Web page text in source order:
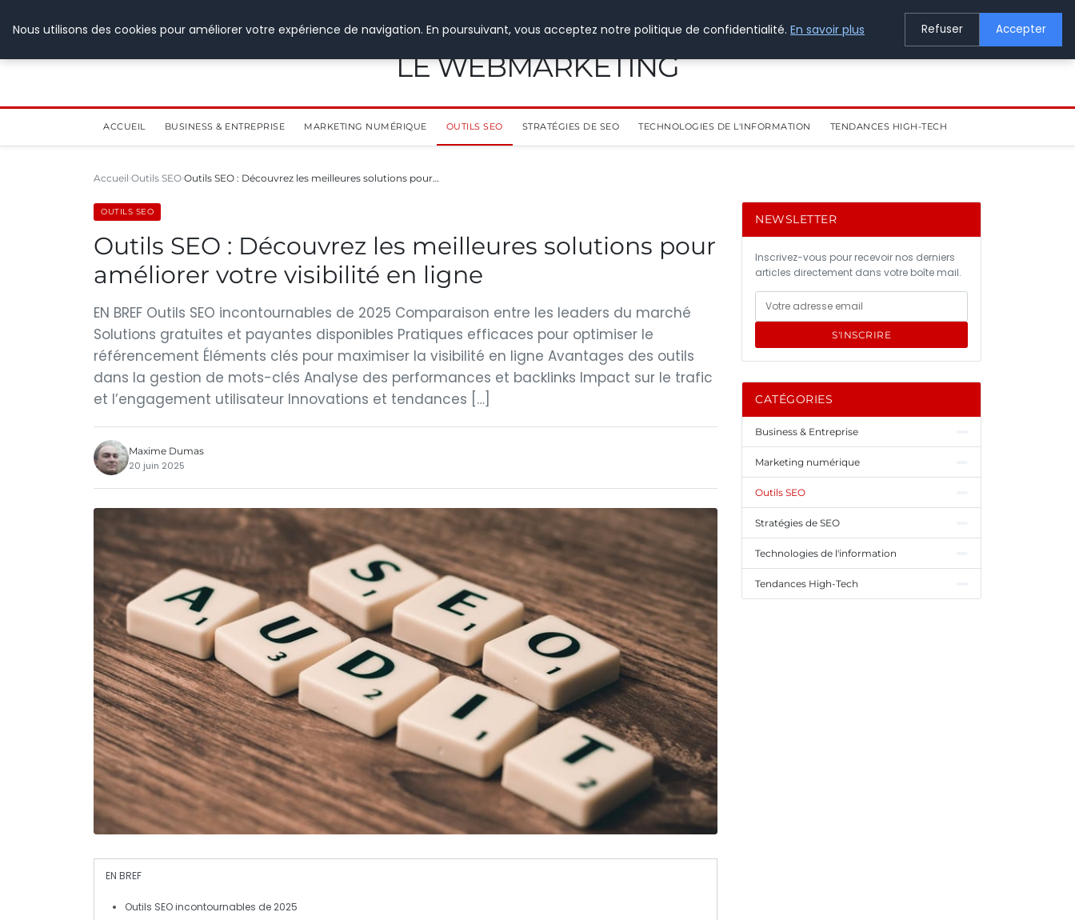
LE WEBMARKETING
ACCUEIL BUSINESS & ENTREPRISE MARKETING NUMÉRIQUE OUTILS SEO STRATÉGIES DE SEO TECHNOLOGIES DE L'INFORMATION TENDANCES HIGH-TECH
Accueil Outils SEO Outils SEO : Découvrez les meilleures solutions pour…
OUTILS SEO
Outils SEO : Découvrez les meilleures solutions pour
améliorer votre visibilité en ligne
EN BREF Outils SEO incontournables de 2025 Comparaison entre les leaders du marché
Solutions gratuites et payantes disponibles Pratiques efficaces pour optimiser le
référencement Éléments clés pour maximiser la visibilité en ligne Avantages des outils
dans la gestion de mots-clés Analyse des performances et backlinks Impact sur le trafic
et l’engagement utilisateur Innovations et tendances […]
Maxime Dumas
20 juin 2025
EN BREF
Outils SEOincontournables de 2025
NEWSLETTER
Inscrivez-vous pour recevoir nos derniers
articles directement dans votre boîte mail.
S'INSCRIRE
CATÉGORIES
Business & Entreprise
Marketing numérique
Outils SEO
Stratégies de SEO
Technologies de l'information
Tendances High-Tech
Nous utilisons des cookies pour améliorer votre expérience de navigation. En poursuivant, vous acceptez notre politique de confidentialité. En savoir plus Refuser Accepter